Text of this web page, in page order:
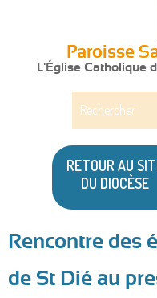
Paroisse
L'Église Catholique
RETOUR AU
DU DIOCÈSE
êtes
Rencontre des
de St Dié au